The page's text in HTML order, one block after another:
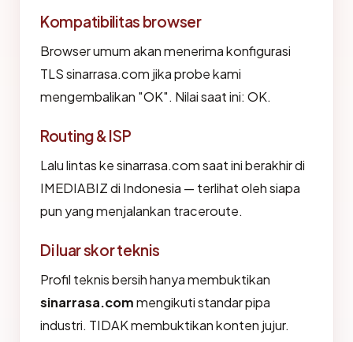
Kompatibilitas browser
Browser umum akan menerima konfigurasi
TLS sinarrasa.com jika probe kami
mengembalikan "OK". Nilai saat ini: OK.
Routing & ISP
Lalu lintas ke sinarrasa.com saat ini berakhir di
IMEDIABIZ di Indonesia — terlihat oleh siapa
pun yang menjalankan traceroute.
Di luar skor teknis
Profil teknis bersih hanya membuktikan
sinarrasa.commengikuti standar pipa
industri. TIDAK membuktikan konten jujur.